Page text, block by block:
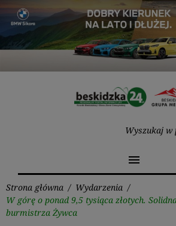
Przejdź
treści
menu
Strona główna / Wydarzenia /
W górę o ponad 9,5 tysiąca złotych.
burmistrza Żywca